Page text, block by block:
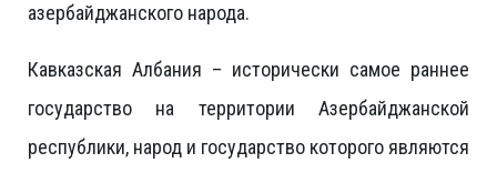
азербайджанского народа.
Кавказская Албания – исторически самое раннее
государство на территории Азербайджанской
республики, народ и государство которого являются